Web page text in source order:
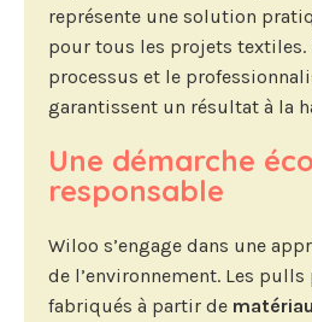
représente une solution
pour tous les projets
processus et le
garantissent un résultat à la
Une démarche
responsable
Wiloo s’engage dans une
de l’environnement. Les
fabriqués à partir de